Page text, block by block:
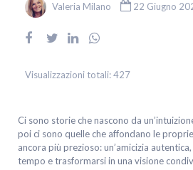
Valeria Milano 22 Giugno
Visualizzazioni totali:427
Ci sono storie che nascono da
poi ci sono quelle che affondano le
ancora più prezioso: un’amicizia
tempo e trasformarsi in una visione